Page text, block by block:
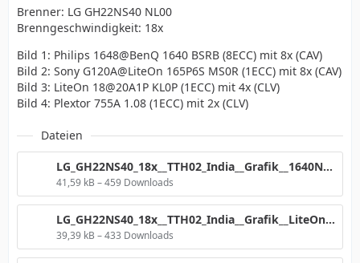
Brenner: LG GH22NS40 NL00
Brenngeschwindigkeit: 18x
Bild 1: Philips 1648@BenQ 1640 BSRB (8ECC) mit 8x (CAV)
Bild 2: Sony G120A@LiteOn 165P6S MS0R (1ECC) mit 8x (CAV)
Bild 3: LiteOn 18@20A1P KL0P (1ECC) mit 4x (CLV)
Bild 4: Plextor 755A 1.08 (1ECC) mit 2x (CLV)
Dateien
LG_GH22NS40_18x__TTH02_India__Grafik__1640Nr2.png
41,59 kB – 459 Downloads
LG_GH22NS40_18x__TTH02_India__Grafik__LiteOn.png
39,39 kB – 433 Downloads